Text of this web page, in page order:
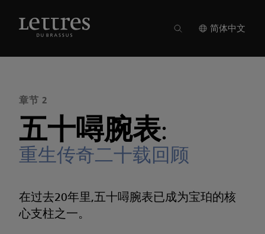
简体中文
章节 2
五十噚腕表:
重生传奇二十载回顾
在过去20年里,五十噚腕表已成为宝珀的核
心支柱之一。